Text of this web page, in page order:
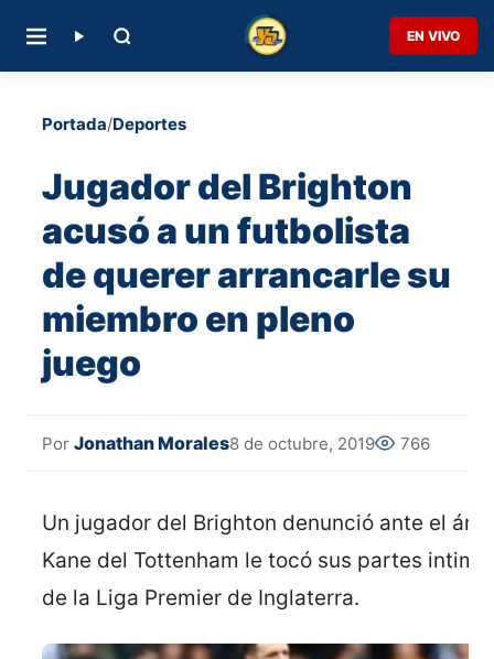
EN VIVO
Portada/Deportes
Jugador del Brighton
acusó a un futbolista
de querer arrancarle su
miembro en pleno
juego
Por Jonathan Morales8 de octubre, 2019 766
Un jugador del Brighton denunció ante el
Kane del Tottenham le tocó sus partes
de la Liga Premier de Inglaterra.